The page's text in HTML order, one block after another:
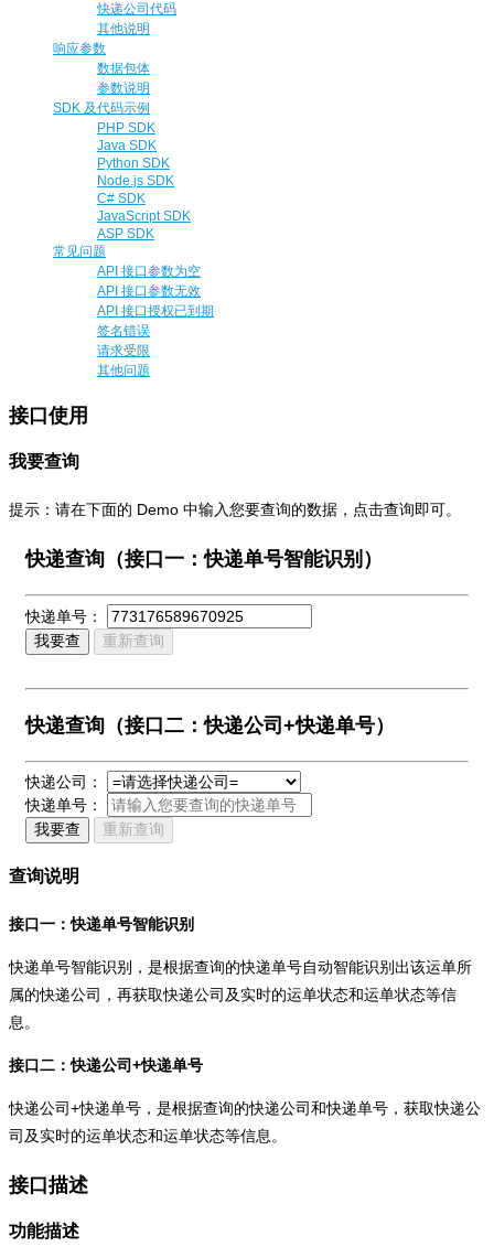
快递公司代码
其他说明
响应参数
数据包体
参数说明
SDK 及代码示例
PHP SDK
Java SDK
Python SDK
Node.js SDK
C# SDK
JavaScript SDK
ASP SDK
常见问题
API 接口参数为空
API 接口参数无效
API 接口授权已到期
签名错误
请求受限
其他问题
接口使用
我要查询
提示：请在下面的 Demo 中输入您要查询的数据，点击查询即可。
快递查询（接口一：快递单号智能识别）
快递单号：
我要查
重新查询
快递查询（接口二：快递公司+快递单号）
快递公司：
快递单号：
我要查
重新查询
查询说明
接口一：快递单号智能识别
快递单号智能识别，是根据查询的快递单号自动智能识别出该运单所
属的快递公司，再获取快递公司及实时的运单状态和运单状态等信
息。
接口二：快递公司+快递单号
快递公司+快递单号，是根据查询的快递公司和快递单号，获取快递公
司及实时的运单状态和运单状态等信息。
接口描述
功能描述